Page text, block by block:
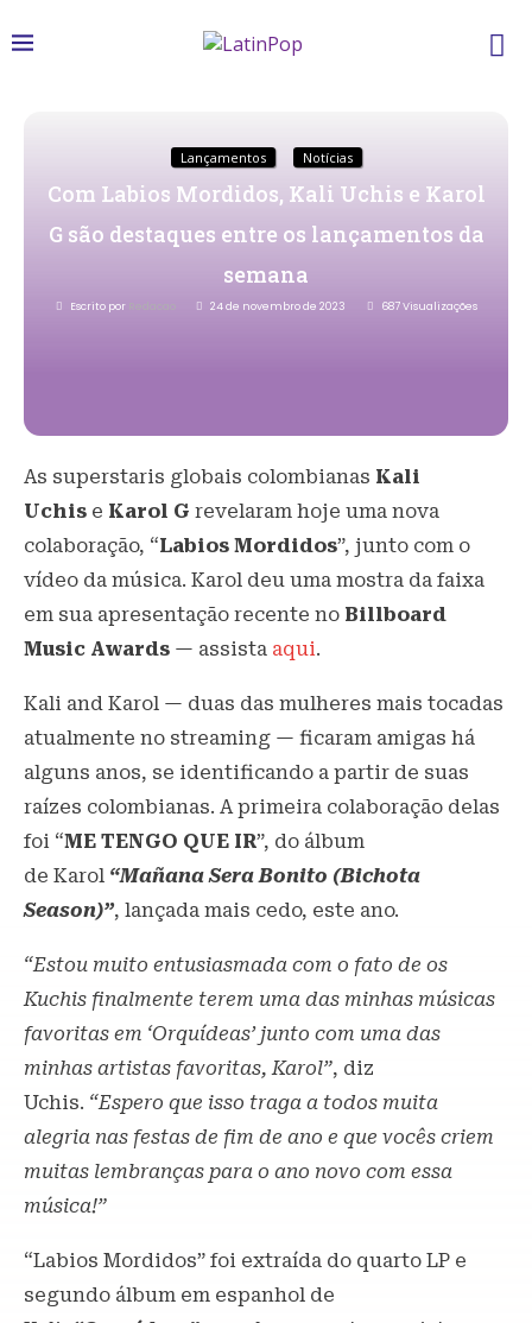
Lançamentos Notícias
Com Labios Mordidos, Kali Uchis e Karol
G são destaques entre os lançamentos da
semana
Escrito por 24 de novembro de 2023 687Visualizações
As superstaris globais colombianas Kali
Uchis e Karol G revelaram hoje uma nova
colaboração, “Labios Mordidos”, junto com o
vídeo da música. Karol deu uma mostra da faixa
em sua apresentação recente no Billboard
Music Awards — assista aqui.
Kali and Karol — duas das mulheres mais tocadas
atualmente no streaming — ficaram amigas há
alguns anos, se identificando a partir de suas
raízes colombianas. A primeira colaboração delas
foi “ME TENGO QUE IR”, do álbum
de Karol “Mañana Sera Bonito (Bichota
Season)”, lançada mais cedo, este ano.
“Estou muito entusiasmada com o fato de os
Kuchis finalmente terem uma das minhas músicas
favoritas em ‘Orquídeas’ junto com uma das
minhas artistas favoritas, Karol”, diz
Uchis. “Espero que isso traga a todos muita
alegria nas festas de fim de ano e que vocês criem
muitas lembranças para o ano novo com essa
música!”
“Labios Mordidos” foi extraída do quarto LP e
segundo álbum em espanhol de